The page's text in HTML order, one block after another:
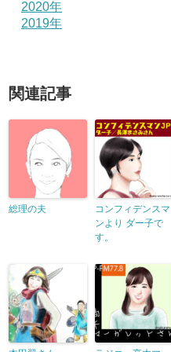
2020年
2019年
関連記事
総理の夫
コンフィデンスマ
ンより ダー子で
す。